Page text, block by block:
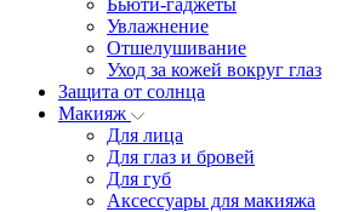
Бьюти-гаджеты
Увлажнение
Отшелушивание
Уход за кожей вокруг глаз
Защита от солнца
Макияж
Для лица
Для глаз и бровей
Для губ
Аксессуары для макияжа